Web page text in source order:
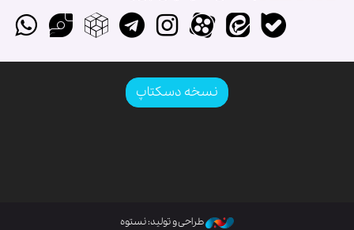
نسخه دسکتاپ
طراحی و تولید: نستوه